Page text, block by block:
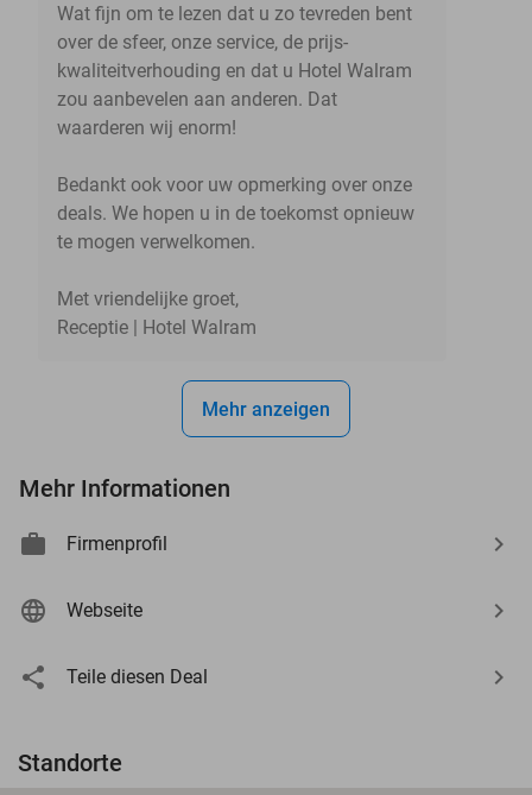
Wat fijn om te lezen dat u zo tevreden bent
over de sfeer, onze service, de prijs-
kwaliteitverhouding en dat u Hotel Walram
zou aanbevelen aan anderen. Dat
waarderen wij enorm!
Bedankt ook voor uw opmerking over onze
deals. We hopen u in de toekomst opnieuw
te mogen verwelkomen.
Met vriendelijke groet,
Receptie | Hotel Walram
Mehr anzeigen
Mehr Informationen
Firmenprofil
Webseite
Teile diesen Deal
Standorte